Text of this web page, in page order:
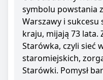
symbolu powstania
Warszawy i
kraju, mijają 73 lata.
Starówka, czyli sieć
staromiejskich,
Starówki. Pomysł